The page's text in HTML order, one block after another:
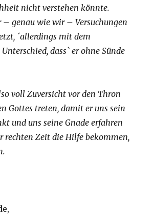
nicht verstehen könnte.
– genau wie wir – Versuchungen
´allerdings mit dem
dass` er ohne Sünde
voll Zuversicht vor den Thron
Gottes treten, damit er uns sein
und uns seine Gnade erfahren
rechten Zeit die Hilfe bekommen,